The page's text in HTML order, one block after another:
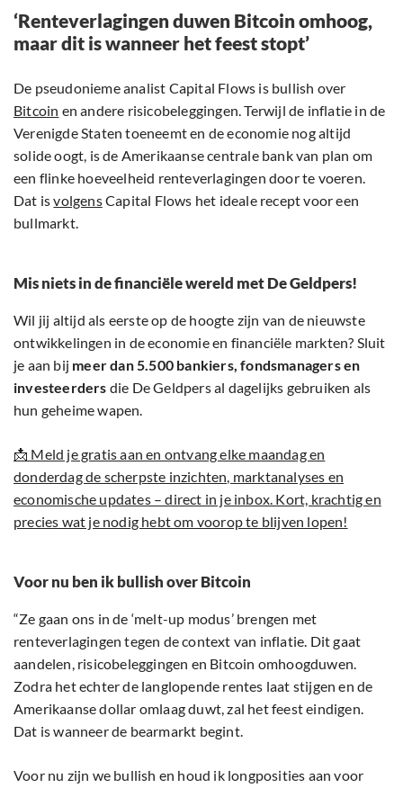
‘Renteverlagingen duwen Bitcoin omhoog,
maar dit is wanneer het feest stopt’
De pseudonieme analist Capital Flows is bullish over
Bitcoin en andere risicobeleggingen. Terwijl de inflatie in de
Verenigde Staten toeneemt en de economie nog altijd
solide oogt, is de Amerikaanse centrale bank van plan om
een flinke hoeveelheid renteverlagingen door te voeren.
Dat isvolgensCapital Flows het ideale recept voor een
bullmarkt.
Mis niets in de financiële wereld met De Geldpers!
Wil jij altijd als eerste op de hoogte zijn van de nieuwste
ontwikkelingen in de economie en financiële markten? Sluit
je aan bij meer dan 5.500 bankiers, fondsmanagers en
investeerders die De Geldpers al dagelijks gebruiken als
hun geheime wapen.
📩 Meld je gratis aan en ontvang elke maandag en
donderdag de scherpste inzichten, marktanalyses en
economische updates – direct in je inbox. Kort, krachtig en
precies wat je nodig hebt om voorop te blijven lopen!
Voor nu ben ik bullish over Bitcoin
“Ze gaan ons in de ‘melt-up modus’ brengen met
renteverlagingen tegen de context van inflatie. Dit gaat
aandelen, risicobeleggingen en Bitcoin omhoogduwen.
Zodra het echter de langlopende rentes laat stijgen en de
Amerikaanse dollar omlaag duwt, zal het feest eindigen.
Dat is wanneer de bearmarkt begint.
Voor nu zijn we bullish en houd ik longposities aan voor